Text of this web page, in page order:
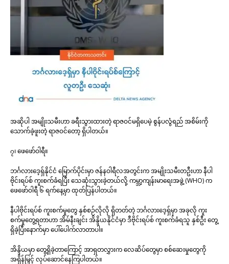
အဆိုပါ အမျိုးသမီးဟာ ခရီးသွားထားတဲ့ ရာဇဝင်မရှိပေမဲ့ စွန်ပလွံရည် အစိမ်းကို
သောက်ခဲ့ဖူးတဲ့ ရာဇဝင်တော့ ရှိပါတယ်။
၇၊ ဖေဖော်ဝါရီ။
ဘင်္ဂလားဒေ့ရှ်နိုင်ငံ မြောက်ပိုင်းမှာ ဇန်နဝါရီလအတွင်းက အမျိုးသမီးတဦးဟာ နီပါ
ဗိုင်းရပ်စ် ကူးစက်ခံရပြီး သေဆုံးသွားခဲ့တယ်လို့ ကမ္ဘာ့ကျန်းမာရေးအဖွဲ့ (WHO) က
ဖေဖော်ဝါရီ ၆ ရက်နေ့မှာ ထုတ်ပြန်ပါတယ်။
နီပါဗိုင်းရပ်စ် ကူးစက်မှုတွေ နှစ်စဉ်လိုလို ရှိတတ်တဲ့ ဘင်္ဂလားဒေ့ရှ်မှာ အခုလို ကူး
စက်မှုတွေ့ရတာဟာ အိမ်နီးချင်း အိန္ဒိယနိုင်ငံမှာ ဒီဗိုင်းရပ်စ် ကူးစက်ခံရသူ နှစ်ဦး တွေ့
ရှိခဲ့ပြီးနောက်မှာ ပေါ်ပေါက်လာတာပါ။
အိန္ဒိယမှာ တွေ့ရှိခဲ့တာကြောင့် အာရှတလွှားက လေဆိပ်တွေမှာ စစ်ဆေးမှုတွေကို
အရှိန်မြှင့် လုပ်ဆောင်နေကြပါတယ်။